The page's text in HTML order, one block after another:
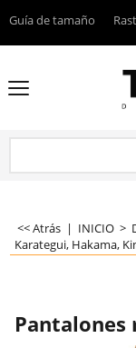
Guía de tamaño
<< Atrás | INICIO >
Karategui, Hakama,